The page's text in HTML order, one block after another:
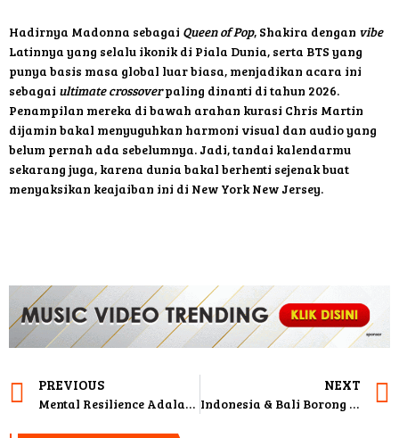
Hadirnya Madonna sebagai Queen of Pop, Shakira dengan vibe
Latinnya yang selalu ikonik di Piala Dunia, serta BTS yang
punya basis masa global luar biasa, menjadikan acara ini
sebagai ultimate crossoverpaling dinanti di tahun 2026.
Penampilan mereka di bawah arahan kurasi Chris Martin
dijamin bakal menyuguhkan harmoni visual dan audio yang
belum pernah ada sebelumnya. Jadi, tandai kalendarmu
sekarang juga, karena dunia bakal berhenti sejenak buat
menyaksikan keajaiban ini di New York New Jersey.
PREVIOUS
Mental Resilience Adalah ‘Superpower’ Asli Biar Sukses di 2026
NEXT
Indonesia & Bali Borong Penghargaan di China Travel Awards 2025